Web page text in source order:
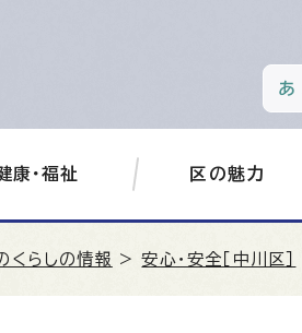
康・福祉 区の魅力
くらしの情報 >安心・安全［中川区］